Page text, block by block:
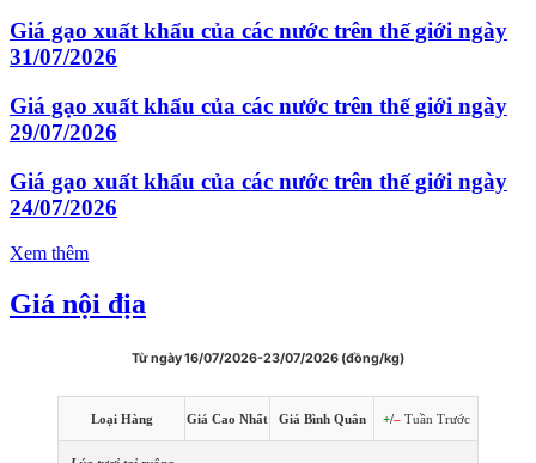
Giá gạo xuất khẩu của các nước trên thế giới ngày
31/07/2026
Giá gạo xuất khẩu của các nước trên thế giới ngày
29/07/2026
Giá gạo xuất khẩu của các nước trên thế giới ngày
24/07/2026
Xem thêm
Giá nội địa
Từ ngày 16/07/2026-23/07/2026 (đồng/kg)
Loại Hàng Giá Cao Nhất Giá Bình Quân +/–Tuần Trước